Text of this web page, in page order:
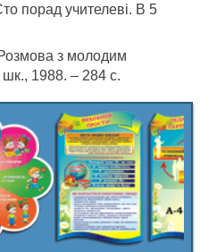
порад учителеві. В 5
з молодим
1988. – 284 с.